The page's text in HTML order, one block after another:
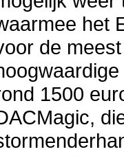
het
de
1500